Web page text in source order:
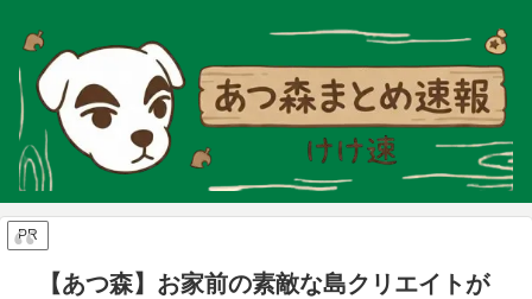
PR
【あつ森】お家前の素敵な島クリエイトが